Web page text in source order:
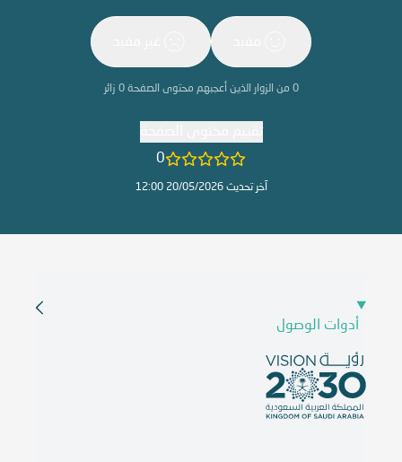
0 من الزوار الذين أعجبهم محتوى الصفحة0 زائر
0
آخر تحديث 20/05/2026 12:00
أدوات الوصول